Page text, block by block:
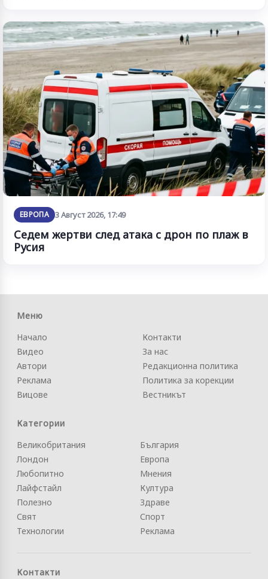
ЕВРОПА 3 Август 2026, 17:49
Седем жертви след атака с дрон по плаж в
Русия
Меню
Начало
Видео
Автори
Реклама
Вицове
Контакти
За нас
Редакционна политика
Политика за корекции
Вестникът
Категории
Великобритания
Лондон
Любопитно
Лайфстайл
Полезно
Свят
Технологии
България
Европа
Мнения
Култура
Здраве
Спорт
Реклама
Контакти